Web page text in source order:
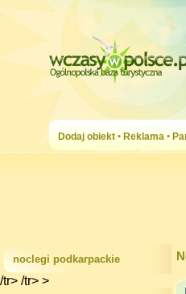
Dodaj obiekt • Reklama •
noclegi podkarpackie
/tr> /tr> >